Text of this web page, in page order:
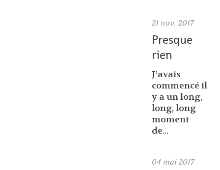
21 nov. 2017
Presque
rien
J’avais
commencé il
y a un long,
long, long
moment
de...
04 mai 2017